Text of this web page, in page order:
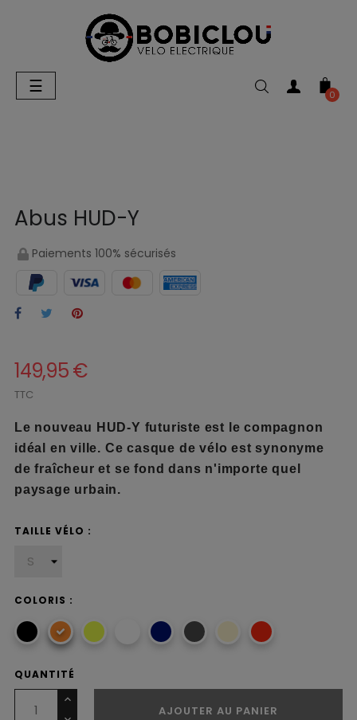
Basculer
la
☰ 0
Abus HUD-Y
Paiements 100% sécurisés
149,95 €
TTC
Le nouveau HUD-Y futuriste est le compagnon
idéal en ville. Ce casque de vélo est synonyme
de fraîcheur et se fond dans n'importe quel
paysage urbain.
TAILLE VÉLO :
COLORIS :
QUANTITÉ
AJOUTER AU PANIER